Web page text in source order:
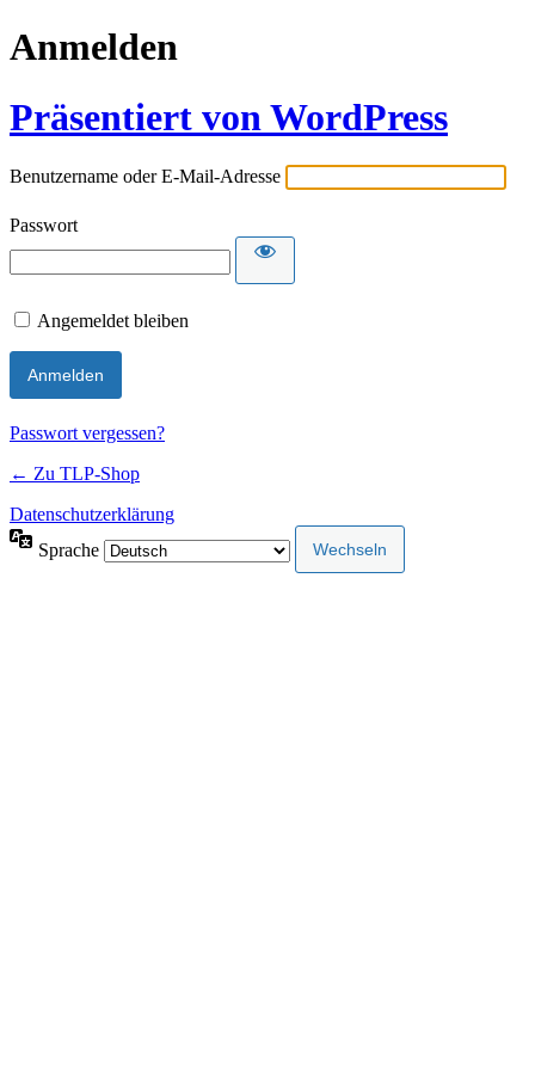
Anmelden
Präsentiert von WordPress
Benutzername oder E-Mail-Adresse
Passwort
Angemeldet bleiben
Passwort vergessen?
← Zu TLP-Shop
Datenschutzerklärung
Sprache